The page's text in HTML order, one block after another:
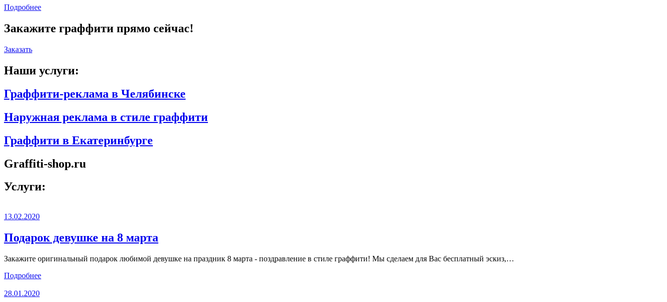
Подробнее
Закажите граффити прямо сейчас!
Заказать
Наши услуги:
Граффити-реклама в Челябинске
Наружная реклама в стиле граффити
Граффити в Екатеринбурге
Graffiti-shop.ru
Услуги:
13.02.2020
Подарок девушке на 8 марта
Закажите оригинальный подарок любимой девушке на праздник 8 марта - поздравление в стиле граффити! Мы сделаем для Вас бесплатный эскиз,…
Подробнее
28.01.2020